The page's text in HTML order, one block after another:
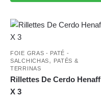
FOIE GRAS - PATÉ -
SALCHICHAS,
PATÉS &
TERRINAS
Rillettes De Cerdo Henaff
X 3